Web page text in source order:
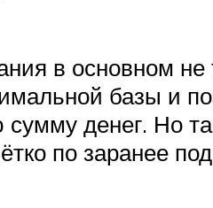
в основном
базы и
денег. Но
по заранее